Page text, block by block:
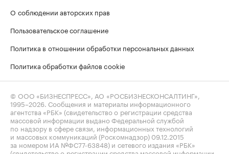
О соблюдении авторских прав
Пользовательское соглашение
Политика в отношении обработки персональных данных
Политика обработки файлов cookie
© ООО «БИЗНЕСПРЕСС», АО «РОСБИЗНЕСКОНСАЛТИНГ»,
1995–2026 . Сообщения и материалы информационного
агентства «РБК» (свидетельство о регистрации средства
массовой информации выдано Федеральной службой
по надзору в сфере связи, информационных технологий
и массовых коммуникаций (Роскомнадзор) 09.12.2015
за номером ИА №ФС77-63848) и сетевого издания «РБК»